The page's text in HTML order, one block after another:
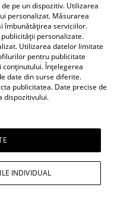
Victor
și a Biancăi
ce salariu are el,
mai mult
pe un dispozitiv. Utilizarea
personalizat. Măsurarea
îmbunătățirea serviciilor.
personalizate.
Utilizarea datelor limitate
pentru publicitate
Înțelegerea
date din surse diferite.
publicitatea. Date precise de
dispozitivului.
INDIVIDUAL